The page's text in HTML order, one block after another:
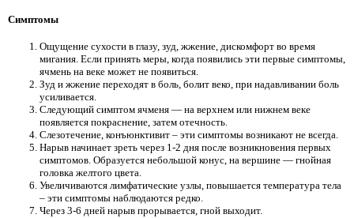
Симптомы
Ощущение сухости в глазу, зуд, жжение, дискомфорт во время
мигания. Если принять меры, когда появились эти первые симптомы,
ячмень на веке может не появиться.
Зуд и жжение переходят в боль, болит веко, при надавливании боль
усиливается.
Следующий симптом ячменя — на верхнем или нижнем веке
появляется покраснение, затем отечность.
Слезотечение, конъюнктивит – эти симптомы возникают не всегда.
Нарыв начинает зреть через 1-2 дня после возникновения первых
симптомов. Образуется небольшой конус, на вершине — гнойная
головка желтого цвета.
Увеличиваются лимфатические узлы, повышается температура тела
– эти симптомы наблюдаются редко.
Через 3-6 дней нарыв прорывается, гной выходит.